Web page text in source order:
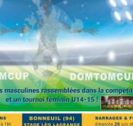
FOOTBALL JEUNESSE & SPORTS
2026 approche
byWebmaster2Risi